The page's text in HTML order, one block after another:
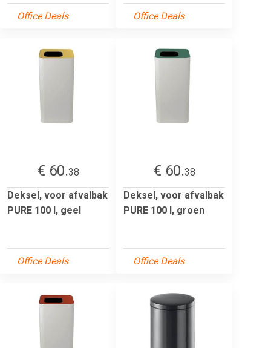
Office Deals Office Deals
€ 60.38
Deksel, voor afvalbak
PURE 100 l, geel
Office Deals
€ 60.38
Deksel, voor afvalbak
PURE 100 l, groen
Office Deals